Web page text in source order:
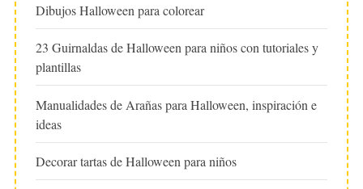
Dibujos Halloween para colorear
23 Guirnaldas de Halloween para niños con tutoriales y
plantillas
Manualidades de Arañas para Halloween, inspiración e
ideas
Decorar tartas de Halloween para niños